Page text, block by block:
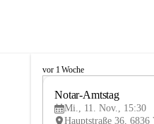
V
vor 1 Woche
Notar-Amtstag
Mi., 11. Nov., 15:30